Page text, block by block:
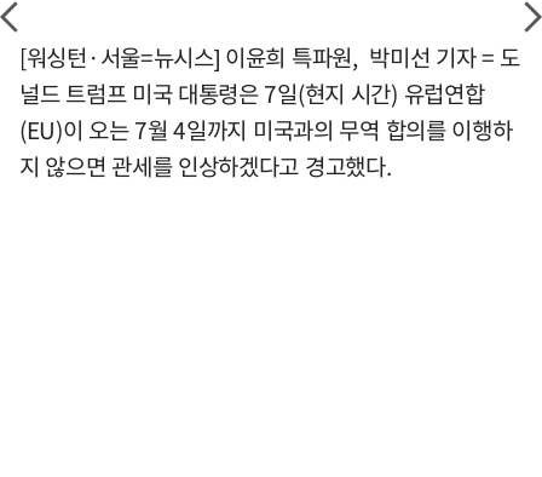
[워싱턴·서울=뉴시스] 이윤희 특파원, 박미선 기자 = 도
널드 트럼프 미국 대통령은 7일(현지 시간) 유럽연합
(EU)이 오는 7월 4일까지 미국과의 무역 합의를 이행하
지 않으면 관세를 인상하겠다고 경고했다.